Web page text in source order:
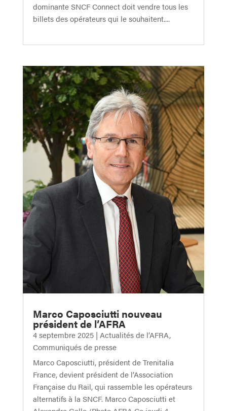
dominante SNCF Connect doit vendre tous les
billets des opérateurs qui le souhaitent....
Marco Caposciutti nouveau
président de l’AFRA
4 septembre 2025| Actualités de l’AFRA,
Communiqués de presse
Marco Caposciutti, président de Trenitalia
France, devient président de l’Association
Française du Rail, qui rassemble les opérateurs
alternatifs à la SNCF. Marco Caposciutti et